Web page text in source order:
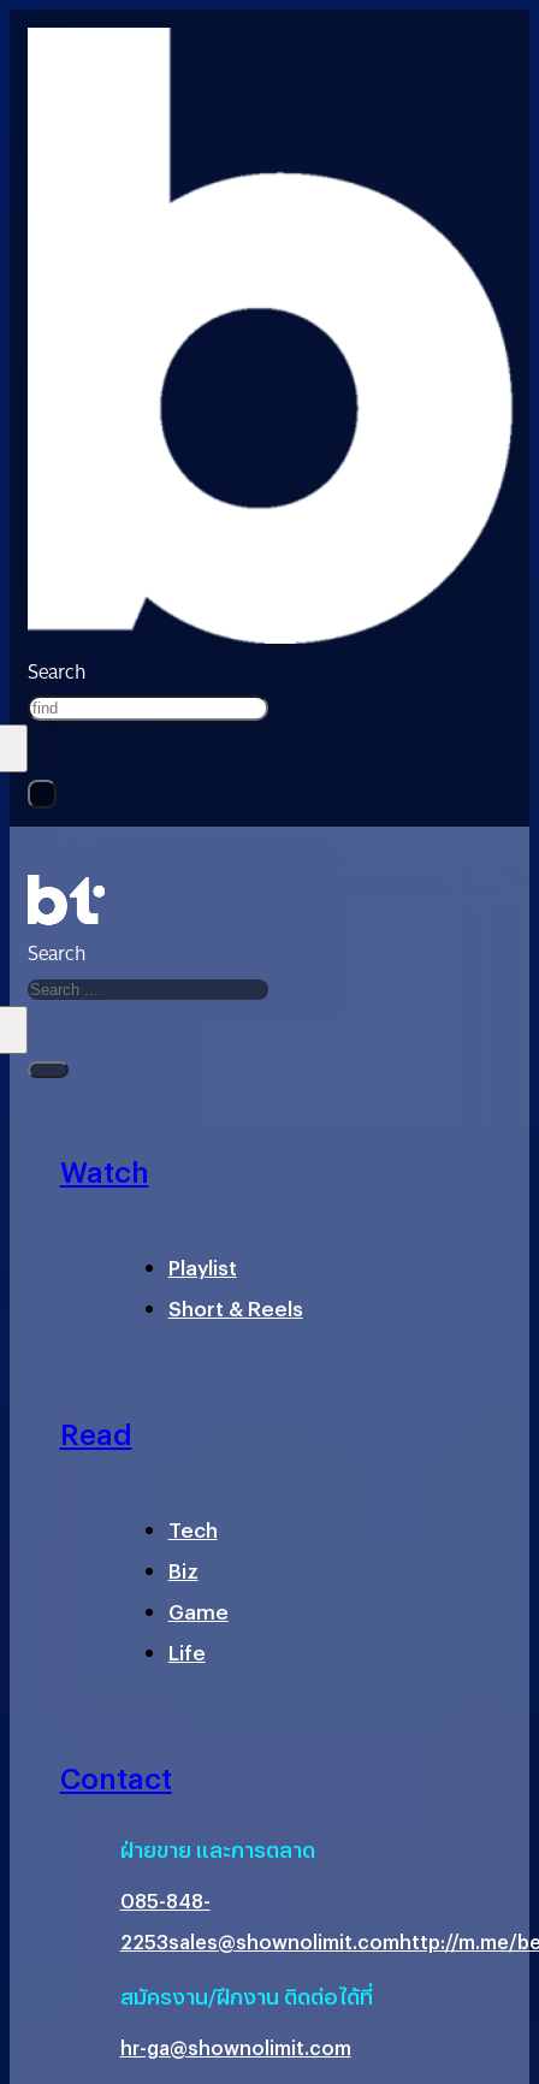
Search
Search
Watch
Playlist
Short & Reels
Read
Tech
Biz
Game
Life
Contact
ฝ่ายขาย และการตลาด
085-848-
2253sales@shownolimit.comhttp://m.me/
สมัครงาน/ฝึกงาน ติดต่อได้ที่
hr-ga@shownolimit.com